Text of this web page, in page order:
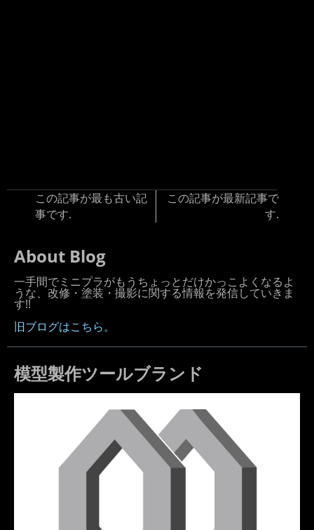
この記事が最も古い記
事です.
この記事が最新記事で
す.
About Blog
一手間でミニプラがもうちょっとだけかっこよくなるよ
うな、改修・塗装・撮影に関する情報を発信していきま
す!!
旧ブログはこちら。
模型製作ツールブランド